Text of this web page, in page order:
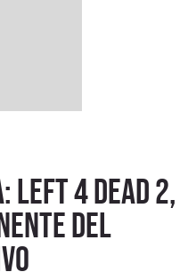
Left 4 Dead 2,
del